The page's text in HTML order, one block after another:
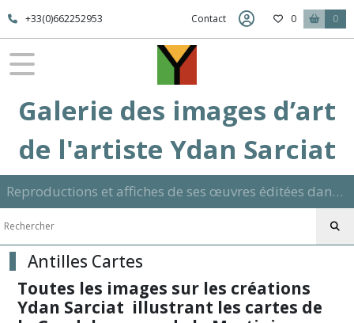
+33(0)662252953 Contact 0 0
Galerie des images d’art
de l'artiste Ydan Sarciat
Reproductions et affiches de ses œuvres éditées dans son atelier sur papier ou toile dans différents formats et signées manuscrite
Antilles Cartes
Toutes les images sur les créations
Ydan Sarciat illustrant les cartes de
Fermer
FILTRES
Exotisme
Afrique
(27)
Antilles
Marchés
(21)